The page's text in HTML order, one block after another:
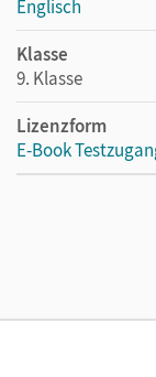
Englisch
Klasse
9. Klasse
Lizenzform
E-Book